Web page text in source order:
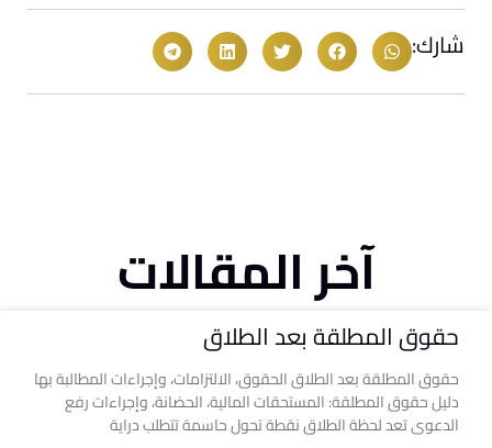
شارك:
آخر المقالات
حقوق المطلقة بعد الطلاق
حقوق المطلقة بعد الطلاق الحقوق، الالتزامات، وإجراءات المطالبة بها
دليل حقوق المطلقة: المستحقات المالية، الحضانة، وإجراءات رفع
الدعوى تعد لحظة الطلاق نقطة تحول حاسمة تتطلب دراية